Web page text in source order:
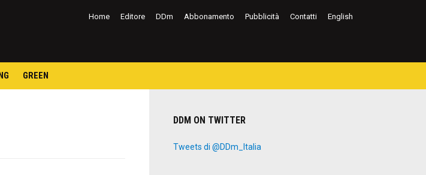
Home Editore DDm Abbonamento Pubblicità Contatti English
GREEN
DDM ON TWITTER
Tweets di @DDm_Italia